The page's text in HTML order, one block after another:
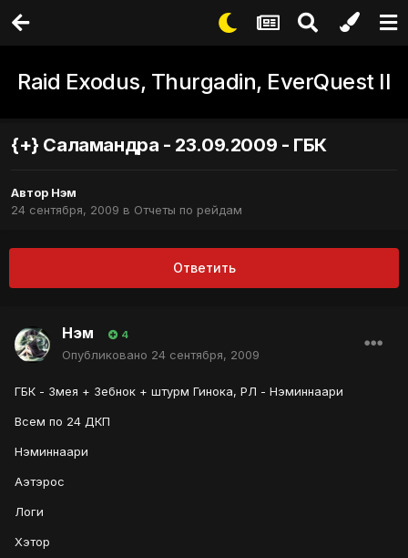
Raid Exodus, Thurgadin, EverQuest II
{+} Саламандра - 23.09.2009 - ГБК
Автор Нэм
24 сентября, 2009 в Отчеты по рейдам
Ответить
Нэм 4
Опубликовано 24 сентября, 2009
ГБК - Змея + Зебнок + штурм Гинока, РЛ - Нэминнаари
Всем по 24 ДКП
Нэминнаари
Аэтэрос
Логи
Хэтор